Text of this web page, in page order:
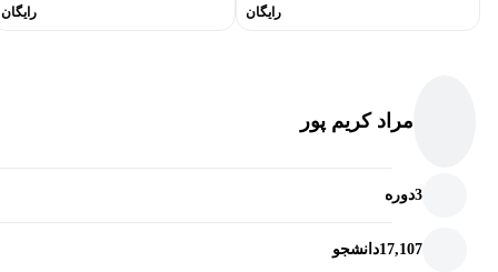
رایگان رایگان
مراد کریم پور
3دوره
17,107دانشجو